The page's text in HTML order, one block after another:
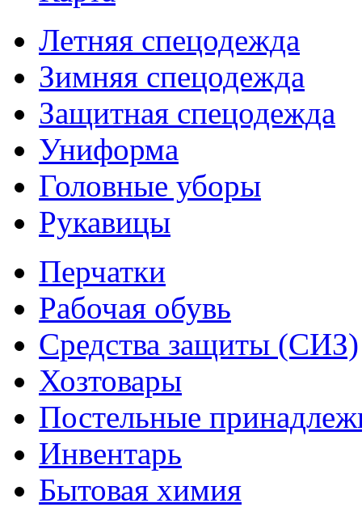
Летняя спецодежда
Зимняя спецодежда
Защитная спецодежда
Униформа
Головные уборы
Рукавицы
Перчатки
Рабочая обувь
Средства защиты (СИЗ)
Хозтовары
Постельные
Инвентарь
Бытовая химия